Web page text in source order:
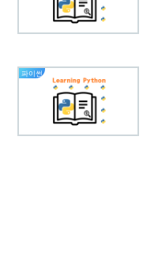
파이썬